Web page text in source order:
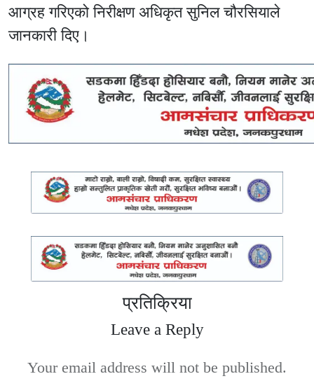
आग्रह गरिएको निरीक्षण अधिकृत सुनिल चौरसियाले
जानकारी दिए।
प्रतिक्रिया
Leave a Reply
Your email address will not be published.